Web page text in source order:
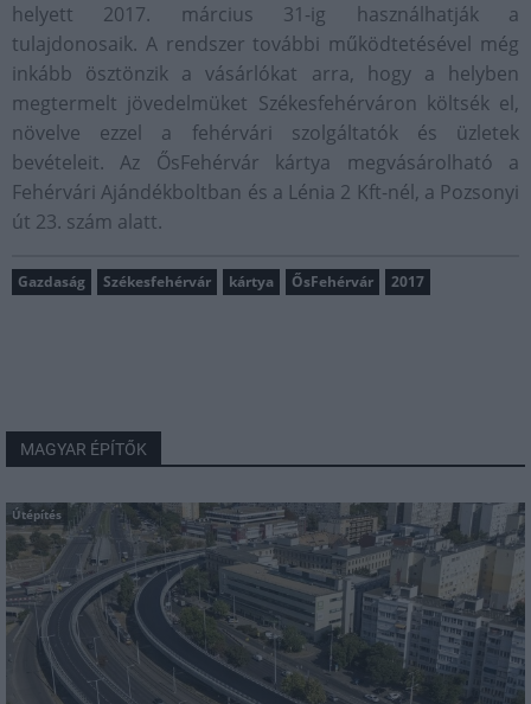
helyett 2017. március 31-ig használhatják a
tulajdonosaik. A rendszer további működtetésével még
inkább ösztönzik a vásárlókat arra, hogy a helyben
megtermelt jövedelmüket Székesfehérváron költsék el,
növelve ezzel a fehérvári szolgáltatók és üzletek
bevételeit. Az ŐsFehérvár kártya megvásárolható a
Fehérvári Ajándékboltban és a Lénia 2 Kft-nél, a Pozsonyi
út 23. szám alatt.
Gazdaság Székesfehérvár kártya ŐsFehérvár 2017
MAGYAR ÉPÍTŐK
Útépítés